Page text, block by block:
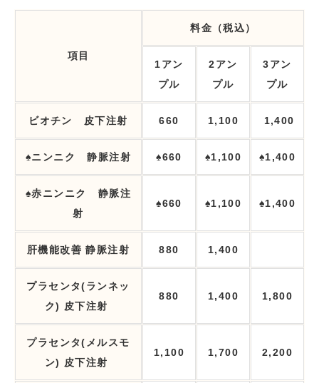
項目
料金（税込）
1アン
プル
2アン
プル
3アン
プル
ビオチン 皮下注射 660 1,100 1,400
♠ニンニク静脈注射 ♠660 ♠1,100 ♠1,400
♠赤ニンニク 静脈注
射
♠660 ♠1,100 ♠1,400
肝機能改善 静脈注射 880 1,400
プラセンタ(ランネッ
ク) 皮下注射
880 1,400 1,800
プラセンタ( メルスモ
ン) 皮下注射
1,100 1,700 2,200